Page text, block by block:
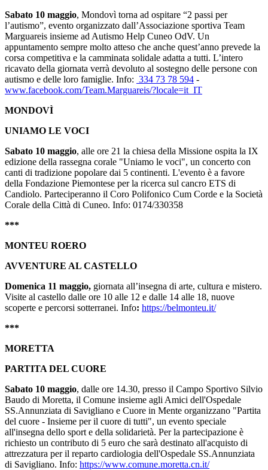
Sabato 10 maggio, Mondovì torna ad ospitare “2 passi per
l’autismo”, evento organizzato dall’Associazione sportiva Team
Marguareis insieme ad Autismo Help Cuneo OdV. Un
appuntamento sempre molto atteso che anche quest’anno prevede la
corsa competitiva e la camminata solidale adatta a tutti. L’intero
ricavato della giornata verrà devoluto al sostegno delle persone con
autismo e delle loro famiglie. Info: 334 73 78 594 -
www.facebook.com/Team.Marguareis/?locale=it_IT
MONDOVÌ
UNIAMO LE VOCI
Sabato 10 maggio, alle ore 21 la chiesa della Missione ospita la IX
edizione della rassegna corale "Uniamo le voci", un concerto con
canti di tradizione popolare dai 5 continenti. L'evento è a favore
della Fondazione Piemontese per la ricerca sul cancro ETS di
Candiolo. Parteciperanno il Coro Polifonico Cum Corde e la Società
Corale della Città di Cuneo. Info: 0174/330358
***
MONTEU ROERO
AVVENTURE AL CASTELLO
Domenica 11 maggio, giornata all’insegna di arte, cultura e mistero.
Visite al castello dalle ore 10 alle 12 e dalle 14 alle 18, nuove
scoperte e percorsi sotterranei. Info: https://belmonteu.it/
***
MORETTA
PARTITA DEL CUORE
Sabato 10 maggio, dalle ore 14.30, presso il Campo Sportivo Silvio
Baudo di Moretta, il Comune insieme agli Amici dell'Ospedale
SS.Annunziata di Savigliano e Cuore in Mente organizzano "Partita
del cuore - Insieme per il cuore di tutti", un evento speciale
all'insegna dello sport e della solidarietà. Per la partecipazione è
richiesto un contributo di 5 euro che sarà destinato all'acquisto di
attrezzatura per il reparto cardiologia dell'Ospedale SS.Annunziata
di Savigliano. Info: https://www.comune.moretta.cn.it/